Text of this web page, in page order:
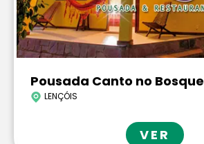
Pousada Canto no Bosque
LENÇÓIS
VER